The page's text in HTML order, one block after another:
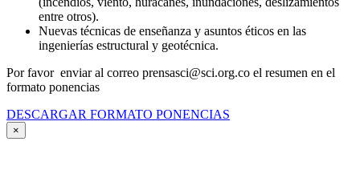
entre otros).
Nuevas técnicas de enseñanza y asuntos éticos en las
ingenierías estructural y geotécnica.
Por favor enviar al correo prensasci@sci.org.co el resumen en el
formato ponencias
DESCARGAR FORMATO PONENCIAS
×